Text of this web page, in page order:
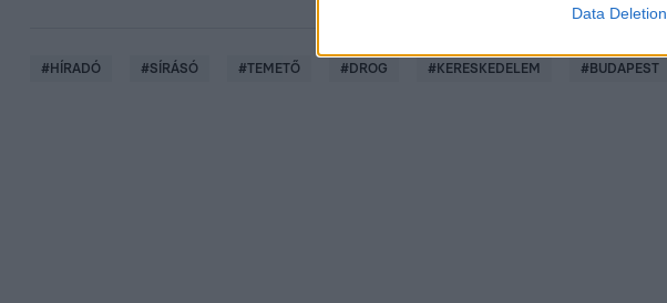
Data Deletion
#HÍRADÓ #SÍRÁSÓ #TEMETŐ #DROG #KERESKEDELEM #BUDAPEST